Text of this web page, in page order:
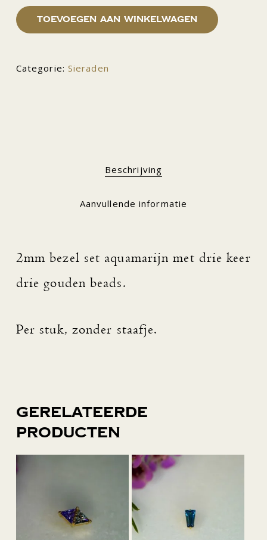
Toevoegen aan winkelwagen
Categorie: Sieraden
Beschrijving
Aanvullende informatie
2mm bezel set aquamarijn met drie keer
drie gouden beads.
Per stuk, zonder staafje.
Gerelateerde
producten